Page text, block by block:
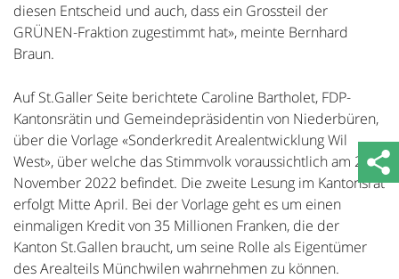
diesen Entscheid und auch, dass ein Grossteil der
GRÜNEN-Fraktion zugestimmt hat», meinte Bernhard
Braun.
Auf St.Galler Seite berichtete Caroline Bartholet, FDP-
Kantonsrätin und Gemeindepräsidentin von Niederbüren,
über die Vorlage «Sonderkredit Arealentwicklung Wil
West», über welche das Stimmvolk voraussichtlich am 27.
November 2022 befindet. Die zweite Lesung im Kantonsrat
erfolgt Mitte April. Bei der Vorlage geht es um einen
einmaligen Kredit von 35 Millionen Franken, die der
Kanton St.Gallen braucht, um seine Rolle als Eigentümer
des Arealteils Münchwilen wahrnehmen zu können.